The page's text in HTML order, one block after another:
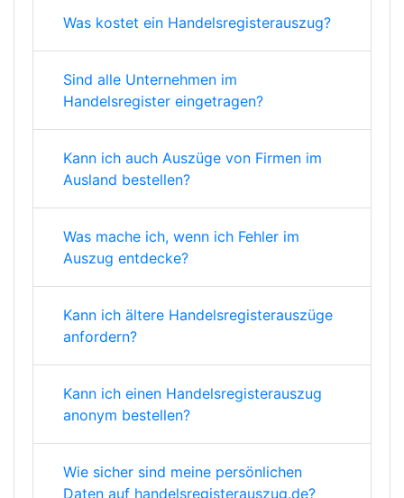
Was kostet ein Handelsregisterauszug?
Sind alle Unternehmen im
Handelsregister eingetragen?
Kann ich auch Auszüge von Firmen im
Ausland bestellen?
Was mache ich, wenn ich Fehler im
Auszug entdecke?
Kann ich ältere Handelsregisterauszüge
anfordern?
Kann ich einen Handelsregisterauszug
anonym bestellen?
Wie sicher sind meine persönlichen
Daten auf handelsregisterauszug.de?